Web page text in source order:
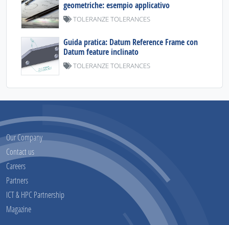
geometriche: esempio applicativo
TOLERANZE TOLERANCES
Guida pratica: Datum Reference Frame con
Datum feature inclinato
TOLERANZE TOLERANCES
Our Company
Contact us
Careers
Partners
ICT & HPC Partnership
Magazine